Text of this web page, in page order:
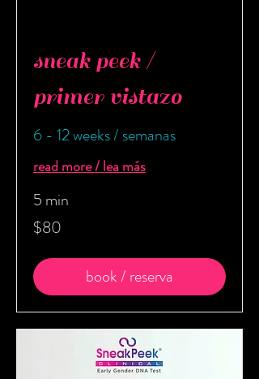
sneak peek /
primer vistazo
6 - 12 weeks / semanas
read more / lea más
5 min
80
US
dollars
$80
book / reserva